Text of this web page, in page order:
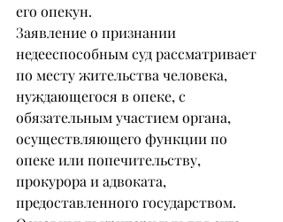
его опекун.
Заявление о признании
недееспособным суд рассматривает
по месту жительства человека,
нуждающегося в опеке, с
обязательным участием органа,
осуществляющего функции по
опеке или попечительству,
прокурора и адвоката,
предоставленного государством.